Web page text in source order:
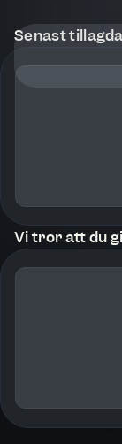
Senast
Vi tror att du